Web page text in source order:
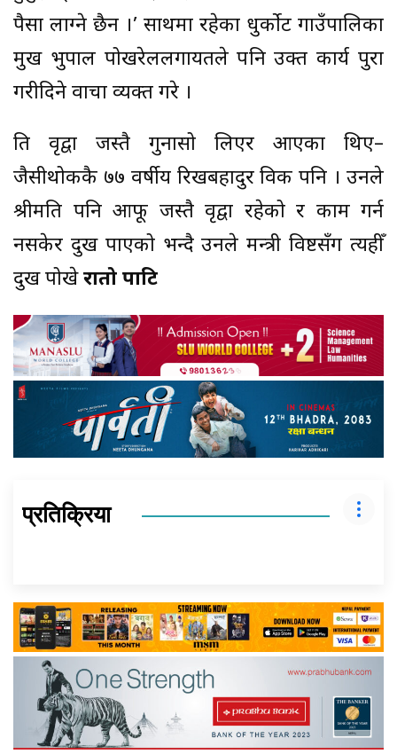
पैसा लाग्ने छैन ।’ साथमा रहेका धुर्कोट गाउँपालिका
प्रमुख भुपाल पोखरेललगायतले पनि उक्त कार्य पुरा
गरीदिने वाचा व्यक्त गरे ।
ति वृद्वा जस्तै गुनासो लिएर आएका थिए–
जैसीथोककै ७७ वर्षीय रिखबहादुर विक पनि । उनले
श्रीमति पनि आफू जस्तै वृद्वा रहेको र काम गर्न
नसकेर दुख पाएको भन्दै उनले मन्त्री विष्टसँग त्यहीँ
दुख पोखेरातो पाटि
प्रतिक्रिया